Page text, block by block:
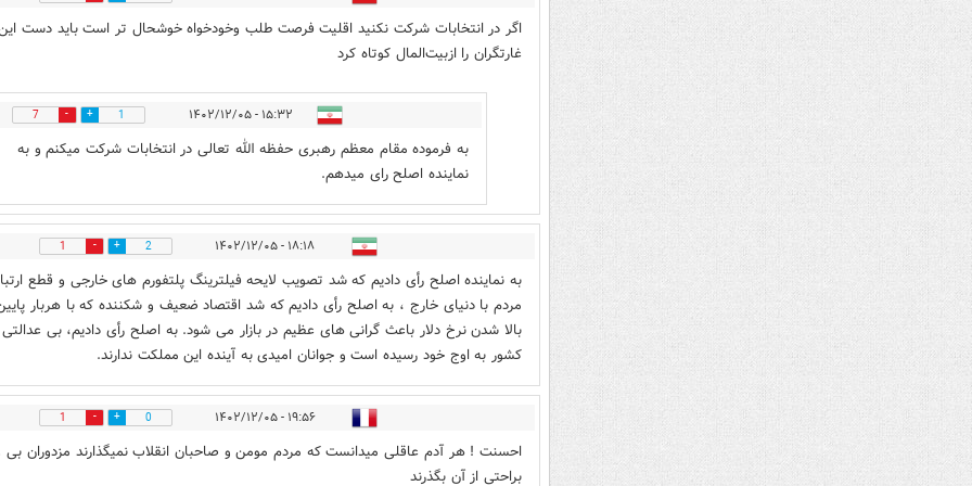
اگر در انتخابات شرکت نکنید اقلیت فرصت طلب وخودخواه خوشحال تر است باید دست
غارتگران را ازبیت‌المال کوتاه کرد
۱۵:۳۲ - ۱۴۰۲/۱۲/۰۵ 1
7
به فرموده مقام معظم رهبری حفظه الله تعالی در انتخابات شرکت میکنم و به
نماینده اصلح رای میدهم.
۱۸:۱۸ - ۱۴۰۲/۱۲/۰۵ 2
1
به نماینده اصلح رأی دادیم که شد تصویب لایحه فیلترینگ پلتفورم های خارجی و قطع
مردم با دنیای خارج ، به اصلح رأی دادیم که شد اقتصاد ضعیف و‌ شکننده که با هربار
بالا شدن نرخ دلار باعث گرانی های عظیم در بازار می شود. به اصلح رأی دادیم، بی
کشور به اوج خود رسیده است و جوانان امیدی به آینده این مملکت ندارند.
۱۹:۵۶ - ۱۴۰۲/۱۲/۰۵ 0
1
احسنت ! هر آدم عاقلی میدانست که مردم مومن و صاحبان انقلاب نمیگذارند مزدوران
براحتی از آن بگذرند